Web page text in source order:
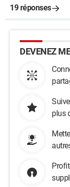
19 réponses
DEVENEZ
plus